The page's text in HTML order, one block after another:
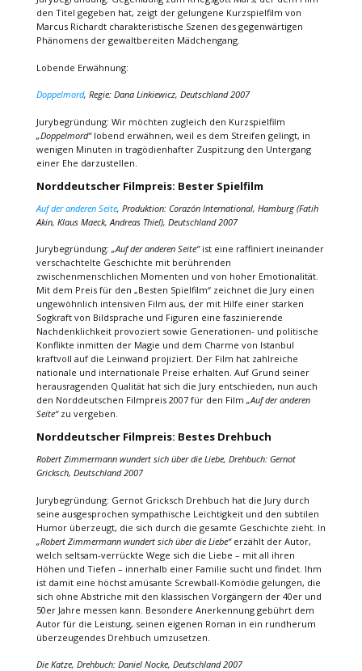
den Titel gegeben hat, zeigt der gelungene Kurzspielfilm von
Marcus Richardt charakteristische Szenen des gegenwärtigen
Phänomens der gewaltbereiten Mädchengang.
Lobende Erwähnung:
Doppelmord, Regie: Dana Linkiewicz, Deutschland 2007
Jurybegründung: Wir möchten zugleich den Kurzspielfilm
„Doppelmord“lobend erwähnen, weil es dem Streifen gelingt, in
wenigen Minuten in tragödienhafter Zuspitzung den Untergang
einer Ehe darzustellen.
Norddeutscher Filmpreis: Bester Spielfilm
Auf der anderen Seite, Produktion: Corazón International, Hamburg (Fatih
Akin, Klaus Maeck, Andreas Thiel), Deutschland 2007
Jurybegründung: „Auf der anderen Seite“ist eine raffiniert ineinander
verschachtelte Geschichte mit berührenden
zwischenmenschlichen Momenten und von hoher Emotionalität.
Mit dem Preis für den „Besten Spielfilm“ zeichnet die Jury einen
ungewöhnlich intensiven Film aus, der mit Hilfe einer starken
Sogkraft von Bildsprache und Figuren eine faszinierende
Nachdenklichkeit provoziert sowie Generationen- und politische
Konflikte inmitten der Magie und dem Charme von Istanbul
kraftvoll auf die Leinwand projiziert. Der Film hat zahlreiche
nationale und internationale Preise erhalten. Auf Grund seiner
herausragenden Qualität hat sich die Jury entschieden, nun auch
den Norddeutschen Filmpreis 2007 für den Film „Auf der anderen
Seite“zu vergeben.
Norddeutscher Filmpreis: Bestes Drehbuch
Robert Zimmermann wundert sich über die Liebe, Drehbuch: Gernot
Gricksch, Deutschland 2007
Jurybegründung: Gernot Gricksch Drehbuch hat die Jury durch
seine ausgesprochen sympathische Leichtigkeit und den subtilen
Humor überzeugt, die sich durch die gesamte Geschichte zieht. In
„Robert Zimmermann wundert sich über die Liebe“erzählt der Autor,
welch seltsam-verrückte Wege sich die Liebe – mit all ihren
Höhen und Tiefen – innerhalb einer Familie sucht und findet. Ihm
ist damit eine höchst amüsante Screwball-Komödie gelungen, die
sich ohne Abstriche mit den klassischen Vorgängern der 40er und
50er Jahre messen kann. Besondere Anerkennung gebührt dem
Autor für die Leistung, seinen eigenen Roman in ein rundherum
überzeugendes Drehbuch umzusetzen.
Die Katze, Drehbuch: Daniel Nocke, Deutschland 2007